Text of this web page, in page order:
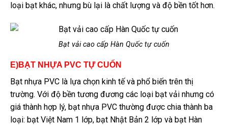
loại bạt khác, nhưng bù lại là chất lượng và độ bền tốt hơn.
Bạt vải cao cấp Hàn Quốc tự cuốn
E)BẠT NHỰA PVC TỰ CUỐN
Bạt nhựa PVC là lựa chọn kinh tế và phổ biến trên thị
trường. Với độ bền tương đương các loại bạt vải nhưng có
giá thành hợp lý, bạt nhựa PVC thường được chia thành ba
loại: bạt Việt Nam 1 lớp, bạt Nhật Bản 2 lớp và bạt Hàn